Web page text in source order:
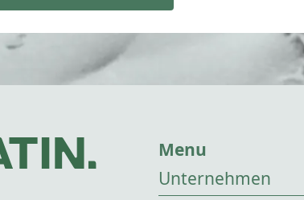
Menu
Unternehmen